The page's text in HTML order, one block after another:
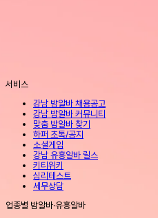
서비스
강남 밤알바 채용공고
강남 밤알바 커뮤니티
맞춤 밤알바 찾기
하퍼 초톡/공지
소셜게임
강남 유흥알바 릴스
키티위키
심리테스트
세무상담
업종별 밤알바·유흥알바